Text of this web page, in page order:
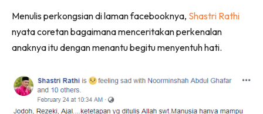
Menulis perkongsian di laman facebooknya, Shastri Rathi
nyata coretan bagaimana menceritakan perkenalan
anaknya itu dengan menantu begitu menyentuh hati.